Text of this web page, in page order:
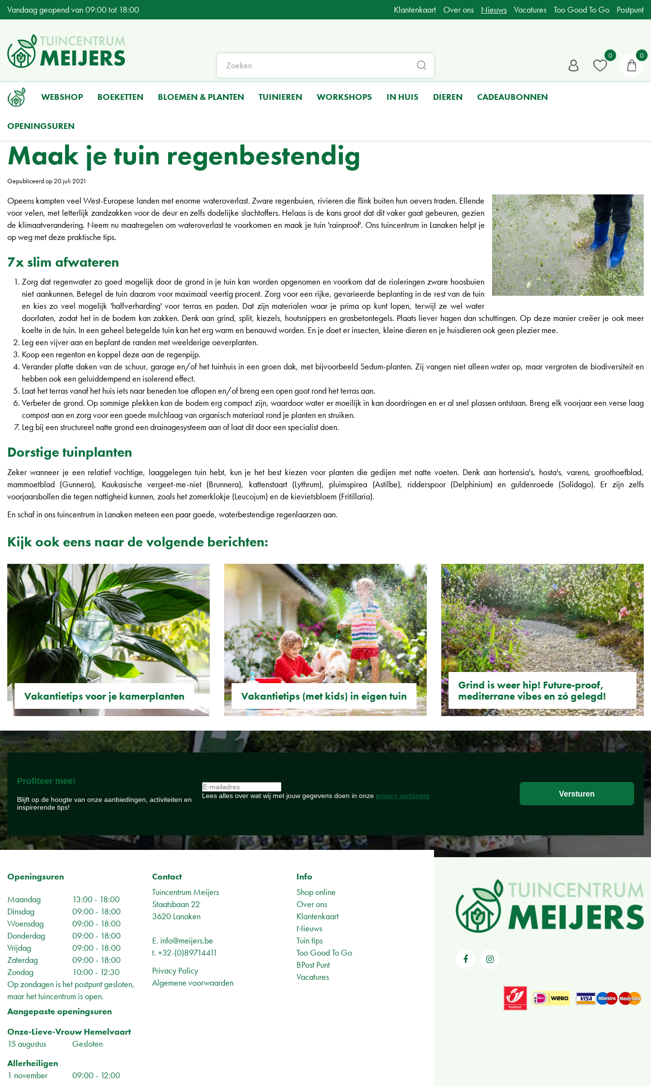
Ga
naar
Home Nieuws Maak je tuin regenbestendig
Vandaag geopend van09:00tot 18:00 Klantenkaart Over ons Nieuws Vacatures Too Good To Go Postpunt
WEBSHOP BOEKETTEN BLOEMEN & PLANTEN TUINIEREN WORKSHOPS IN HUIS DIEREN CADEAUBONNEN
OPENINGSUREN
Maak je tuin regenbestendig
Gepubliceerd op 20 juli 2021
Opeens kampten veel West-Europese landen met enorme wateroverlast. Zware regenbuien, rivieren die flink buiten hun oevers traden. Ellende
voor velen, met letterlijk zandzakken voor de deur en zelfs dodelijke slachtoffers. Helaas is de kans groot dat dit vaker gaat gebeuren, gezien
de klimaatverandering. Neem nu maatregelen om wateroverlast te voorkomen en maak je tuin 'rainproof'. Ons tuincentrum in Lanaken helpt je
op weg met deze praktische tips.
7x slim afwateren
Zorg dat regenwater zo goed mogelijk door de grond in je tuin kan worden opgenomen en voorkom dat de rioleringen zware hoosbuien
niet aankunnen. Betegel de tuin daarom voor maximaal veertig procent. Zorg voor een rijke, gevarieerde beplanting in de rest van de tuin
en kies zo veel mogelijk 'halfverharding' voor terras en paden. Dat zijn materialen waar je prima op kunt lopen, terwijl ze wel water
doorlaten, zodat het in de bodem kan zakken. Denk aan grind, split, kiezels, houtsnippers en grasbetontegels. Plaats liever hagen dan schuttingen. Op deze manier creëer je ook meer
koelte in de tuin. In een geheel betegelde tuin kan het erg warm en benauwd worden. En je doet er insecten, kleine dieren en je huisdieren ook geen plezier mee.
Leg een vijver aan en beplant de randen met weelderige oeverplanten.
Koop een regenton en koppel deze aan de regenpijp.
Verander platte daken van de schuur, garage en/of het tuinhuis in een groen dak, met bijvoorbeeld Sedum-planten. Zij vangen niet alleen water op, maar vergroten de biodiversiteit en
hebben ook een geluiddempend en isolerend effect.
Laat het terras vanaf het huis iets naar beneden toe aflopen en/of breng een open goot rond het terras aan.
Verbeter de grond. Op sommige plekken kan de bodem erg compact zijn, waardoor water er moeilijk in kan doordringen en er al snel plassen ontstaan. Breng elk voorjaar een verse laag
compost aan en zorg voor een goede mulchlaag van organisch materiaal rond je planten en struiken.
Leg bij een structureel natte grond een drainagesysteem aan of laat dit door een specialist doen.
Dorstige tuinplanten
Zeker wanneer je een relatief vochtige, laaggelegen tuin hebt, kun je het best kiezen voor planten die gedijen met natte voeten. Denk aan hortensia's, hosta's, varens, groothoefblad,
mammoetblad (Gunnera), Kaukasische vergeet-me-niet (Brunnera), kattenstaart (Lythrum), pluimspirea (Astilbe), ridderspoor (Delphinium) en guldenroede (Solidago). Er zijn zelfs
voorjaarsbollen die tegen nattigheid kunnen, zoals het zomerklokje (Leucojum) en de kievietsbloem (Fritillaria).
En schaf in ons tuincentrum in Lanaken meteen een paar goede, waterbestendige regenlaarzen aan.
Kijk ook eens naar de volgende berichten:
Vakantietips voor je kamerplanten Vakantietips (met kids) in eigen tuin
Grind is weer hip! Future-proof,
mediterrane vibes en zó gelegd!
Profiteer mee!
Blijft op de hoogte van onze aanbiedingen, activiteiten en
inspirerende tips!
Lees alles over wat wij met jouw gegevens doen in onze privacy verklaring
Openingsuren
Maandag
13:00 - 18:00
Dinsdag
09:00 - 18:00
Woensdag
09:00 - 18:00
Donderdag
09:00 - 18:00
Vrijdag
09:00 - 18:00
Zaterdag
09:00 - 18:00
Zondag
10:00 - 12:30
Op zondagen is het postpunt gesloten,
maar het tuincentrum is open.
Aangepaste openingsuren
Onze-Lieve-Vrouw Hemelvaart
15 augustus
Gesloten
Allerheiligen
1 november
09:00 - 12:00
Contact
Tuincentrum Meijers
Staatsbaan 22
3620 Lanaken
E. info@meijers.be
t. +32-(0)89714411
Privacy Policy
Algemene voorwaarden
Info
Shop online
Over ons
Klantenkaart
Nieuws
Tuin tips
Too Good To Go
BPost Punt
Vacatures